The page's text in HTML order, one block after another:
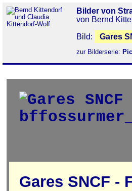
Bilder von
von Bernd
Bild:
Gares
zur Bilderserie:
Gares SNCF -